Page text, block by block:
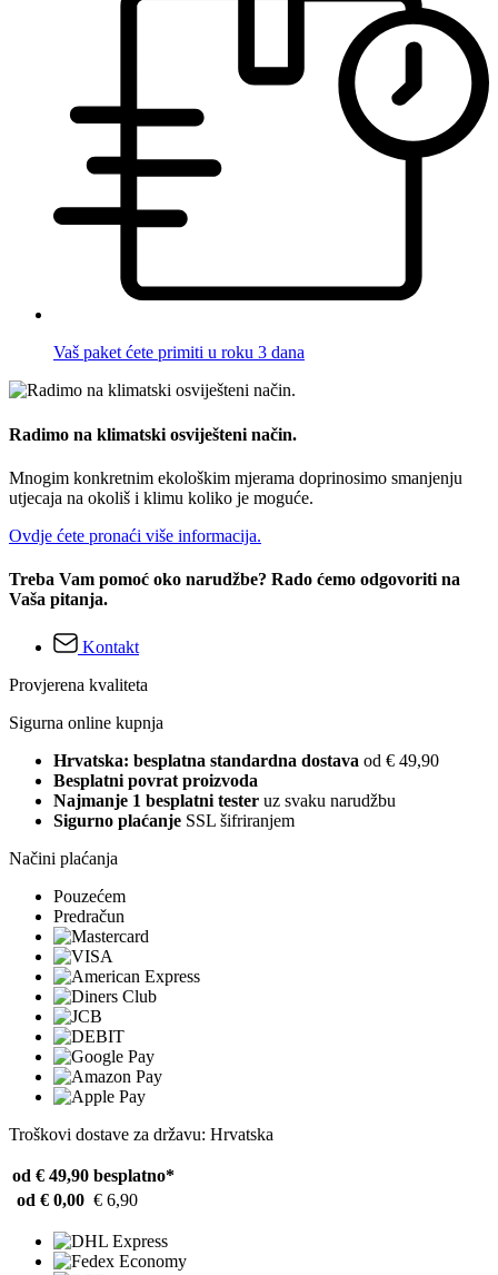
Vaš paket ćete primiti u roku 3 dana
Radimo na klimatski osviješteni način.
Mnogim konkretnim ekološkim mjerama doprinosimo smanjenju
utjecaja na okoliš i klimu koliko je moguće.
Ovdje ćete pronaći više informacija.
Treba Vam pomoć oko narudžbe? Rado ćemo odgovoriti na
Vaša pitanja.
Kontakt
Provjerena kvaliteta
Sigurna online kupnja
Hrvatska: besplatna standardna dostava od € 49,90
Besplatni povrat proizvoda
Najmanje 1 besplatni tester uz svaku narudžbu
Sigurno plaćanje SSL šifriranjem
Načini plaćanja
Pouzećem
Predračun
Troškovi dostave za državu: Hrvatska
od € 49,90 besplatno*
od € 0,00 € 6,90